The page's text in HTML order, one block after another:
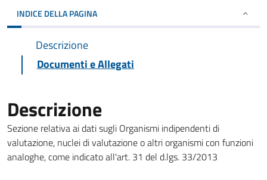
INDICE DELLA PAGINA
Descrizione
Documenti e Allegati
Descrizione
Sezione relativa ai dati sugli Organismi indipendenti di
valutazione, nuclei di valutazione o altri organismi con funzioni
analoghe, come indicato all'art. 31 del d.lgs. 33/2013